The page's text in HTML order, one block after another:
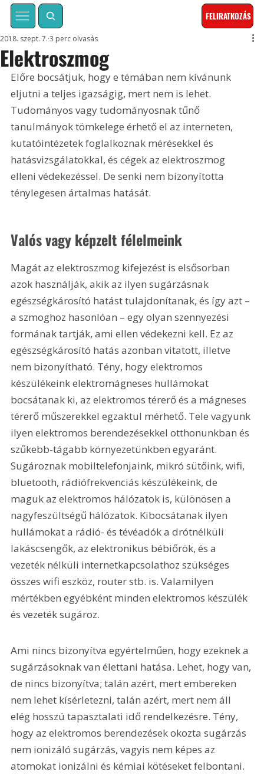
FELIRATKOZÁS
Elektroszmog
2018. szept. 7. 3 perc olvasás
Előre bocsátjuk, hogy e témában nem kívánunk
eljutni a teljes igazságig, mert nem is lehet.
Tudományos vagy tudományosnak tűnő
tanulmányok tömkelege érhető el az interneten,
kutatóintézetek foglalkoznak mérésekkel és
hatásvizsgálatokkal, és cégek az elektroszmog
elleni védekezéssel. De senki nem bizonyította
ténylegesen ártalmas hatását.
Valós vagy képzelt félelmeink
Magát az elektroszmog kifejezést is elsősorban
azok használják, akik az ilyen sugárzásnak
egészségkárosító hatást tulajdonítanak, és így azt –
a szmoghoz hasonlóan – egy olyan szennyezési
formának tartják, ami ellen védekezni kell. Ez az
egészségkárosító hatás azonban vitatott, illetve
nem bizonyítható. Tény, hogy elektromos
készülékeink elektromágneses hullámokat
bocsátanak ki, az elektromos térerő és a mágneses
térerő műszerekkel egzaktul mérhető. Tele vagyunk
ilyen elektromos berendezésekkel otthonunkban és
szűkebb-tágabb környezetünkben egyaránt.
Sugároznak mobiltelefonjaink, mikró sütőink, wifi,
bluetooth, rádiófrekvenciás készülékeink, de
maguk az elektromos hálózatok is, különösen a
nagyfeszültségű hálózatok. Kibocsátanak ilyen
hullámokat a rádió- és tévéadók a drótnélküli
lakáscsengők, az elektronikus bébiőrök, és a
vezeték nélküli internetkapcsolathoz szükséges
összes wifi eszköz, router stb. is. Valamilyen
mértékben egyébként minden elektromos készülék
és vezeték sugároz.
Ami nincs bizonyítva egyértelműen, hogy ezeknek a
sugárzásoknak van élettani hatása. Lehet, hogy van,
de nincs bizonyítva; talán azért, mert embereken
nem lehet kísérletezni, talán azért, mert nem áll
elég hosszú tapasztalati idő rendelkezésre. Tény,
hogy az elektromos berendezések okozta sugárzás
nem ionizáló sugárzás, vagyis nem képes az
atomokat ionizálni és kémiai kötéseket felbontani.